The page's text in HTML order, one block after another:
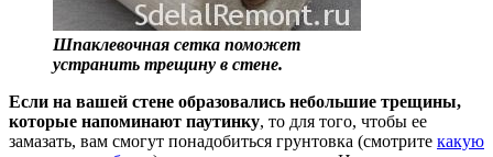
Шпаклевочная сетка поможет
устранить трещину в стене.
Если на вашей стене образовались небольшие трещины,
которые напоминают паутинку, то для того, чтобы ее
замазать, вам смогут понадобиться грунтовка (смотрите какую